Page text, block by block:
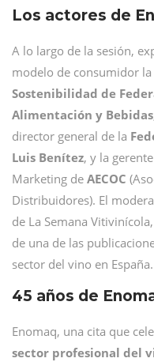
Los actores de
A lo largo de la sesión,
modelo de consumidor la
Sostenibilidad de
Alimentación y Bebidas
director general de la
Luis Benítez, y la
Marketing de AECOC
Distribuidores). El
de La Semana Vitivinícola,
de una de las
sector del vino en España.
45 años de
Enomaq, una cita que
sector profesional del